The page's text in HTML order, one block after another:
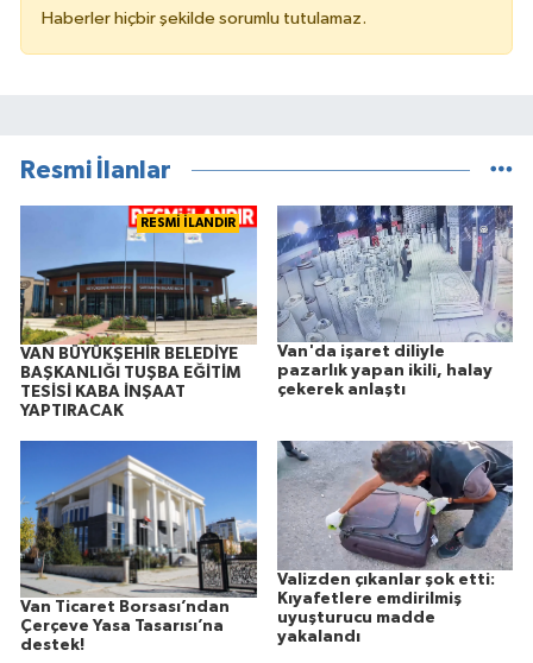
Haberler hiçbir şekilde sorumlu tutulamaz.
Resmi İlanlar
RESMİ İLANDIR
VAN BÜYÜKŞEHİR BELEDİYE
BAŞKANLIĞI TUŞBA EĞİTİM
TESİSİ KABA İNŞAAT
YAPTIRACAK
Van'da işaret diliyle
pazarlık yapan ikili, halay
çekerek anlaştı
Van Ticaret Borsası’ndan
Çerçeve Yasa Tasarısı’na
destek!
Valizden çıkanlar şok etti:
Kıyafetlere emdirilmiş
uyuşturucu madde
yakalandı